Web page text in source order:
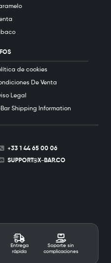
+33 1 44 65 00 06
SUPPORT@X-BAR.CO
Entrega
rápida
Soporte sin
complicaciones
de cookies
De Venta
Legal
Shipping Information